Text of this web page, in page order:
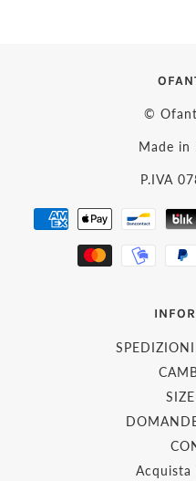
©
Made in
P.IVA
Acquista